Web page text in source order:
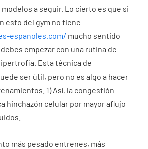
a seguir. Lo cierto es que si
esto del gym no tiene
espanoles.com/ mucho sentido
empezar con una rutina de
Esta técnica de
ser útil, pero no es algo a hacer
1) Así, la congestión
hinchazón celular por mayor aflujo
más pesado entrenes, más